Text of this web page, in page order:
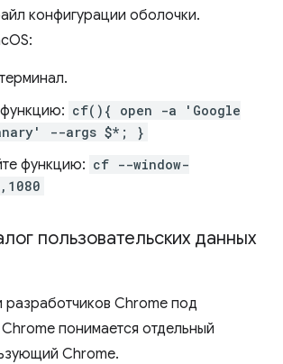
конфигурации оболочки.
cf(){ open -a 'Google
--args $*; }
функцию: cf --window-
пользовательских данных
разработчиков Chrome под
понимается отдельный
Chrome.